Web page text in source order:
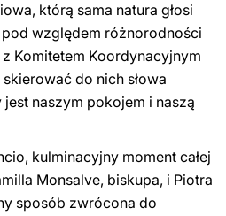
którą sama natura głosi
względem różnorodności
Komitetem Koordynacyjnym
do nich słowa
naszym pokojem i naszą
kulminacyjny moment całej
Monsalve, biskupa, i Piotra
sposób zwrócona do